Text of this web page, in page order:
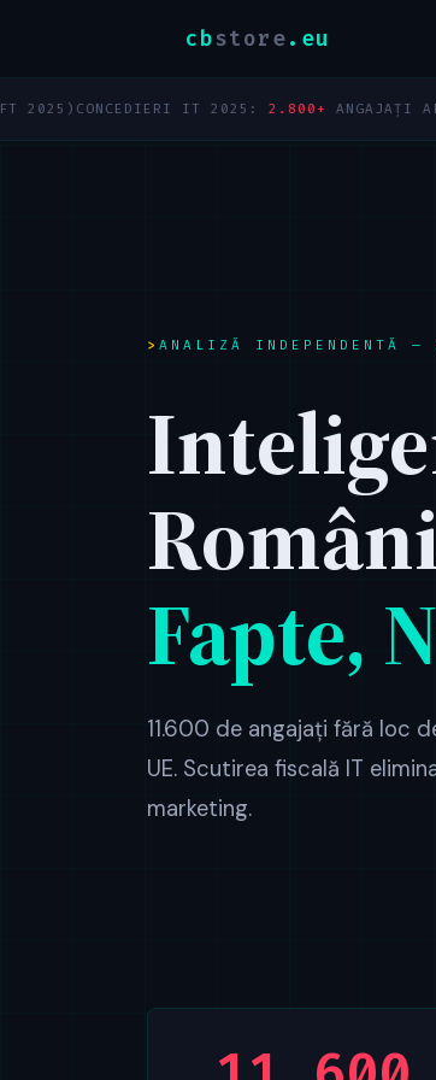
cbstore.eu
IT 2025:2.800+ANGAJAȚI AFECTAȚI
ANALIZĂ INDEPENDENTĂ
Fapte,
11.600 de angajați fără loc
UE. Scutirea fiscală IT
marketing.